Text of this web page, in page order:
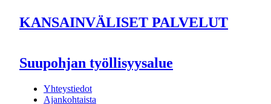
KANSAINVÄLISET PALVELUT
Suupohjan työllisyysalue
Yhteystiedot
Ajankohtaista